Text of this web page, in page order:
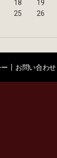
18 19
25 26
お問い合わせ